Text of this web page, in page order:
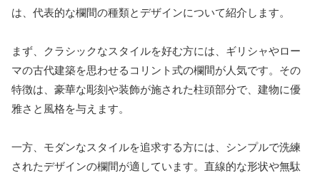
は、代表的な欄間の種類とデザインについて紹介します。
まず、クラシックなスタイルを好む方には、ギリシャやロー
マの古代建築を思わせるコリント式の欄間が人気です。その
特徴は、豪華な彫刻や装飾が施された柱頭部分で、建物に優
雅さと風格を与えます。
一方、モダンなスタイルを追求する方には、シンプルで洗練
されたデザインの欄間が適しています。直線的な形状や無駄